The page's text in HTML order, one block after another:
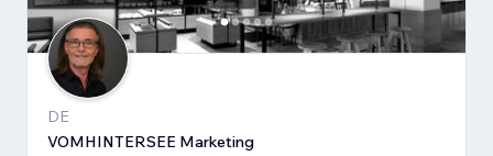
DE
VOMHINTERSEE Marketing